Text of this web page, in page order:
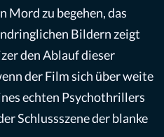
Mord zu begehen, das
Bildern zeigt
den Ablauf dieser
der Film sich über weite
echten Psychothrillers
Schlussszene der blanke